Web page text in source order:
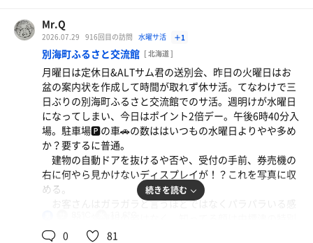
外気浴 5分×4
やはり水風呂で水通しせずにサ室に入ったから、すぐに
熱くなってしまい7分で退室。ワタクシの姿を見たから
か？イクラの軍艦さんが今日の水風呂は12.8℃だと報告し
てくれた。
久しぶりにS木のTと中2になった少年H親子とコラボ。
先日の湿原マラソン大会🏃‍♂️🏃‍♀️の話題で盛り上がる。
イクラの軍艦さんは早く上がってしまい、怪人N村さん
は調子が悪いのか？休憩が長くあまりサ室に居ない印象。
なのでS木のTと喋りながらのサ活。
平日中の平日らしい、まったりした時間と空間を味わい
良かったのだが、やはりサ室がピリッとしない。なんか切
Mr.Q
2026.07.29 916回目の訪問 水曜サ活 ＋1
別海町ふるさと交流館 [ 北海道 ]
月曜日は定休日&ALTサム君の送別会、昨日の火曜日はお
盆の案内状を作成して時間が取れず休サ活。てなわけで三
日ぶりの別海町ふるさと交流館でのサ活。週明けが水曜日
になってしまい、今日はポイント2倍デー。午後6時40分入
場。駐車場🅿️の車🚗の数ははいつもの水曜日よりやや多め
か？要するに普通。
建物の自動ドアを抜けるや否や、受付の手前、券売機の
右に何やら見かけないディスプレイが！？これを写真に収
める。
お客さんはガラガラと言うほどではなくパラパラいる感
支援学校の先生をしているOKD君くらいだった。
続きを読む
0 81